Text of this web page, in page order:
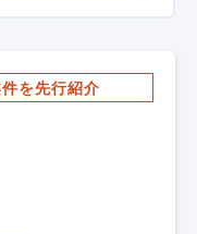
を先行紹介